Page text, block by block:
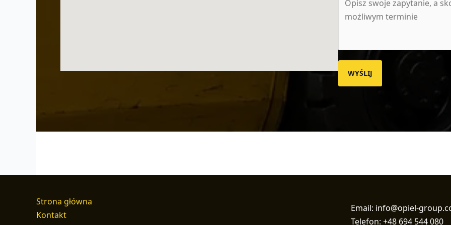
WYŚLIJ
Strona główna
Kontakt
Email: info@opiel-
Telefon: +48 694 544 080